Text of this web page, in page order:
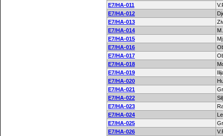
E7/HA-011
E7/HA-012
E7/HA-013
E7/HA-014
E7/HA-015
E7/HA-016
E7/HA-017
E7/HA-018
E7/HA-019
E7/HA-020
E7/HA-021
E7/HA-022
E7/HA-023
E7/HA-024
E7/HA-025
E7/HA-026